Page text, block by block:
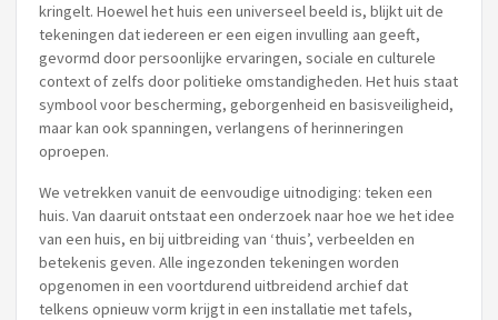
kringelt. Hoewel het huis een universeel beeld is, blijkt uit de
tekeningen dat iedereen er een eigen invulling aan geeft,
gevormd door persoonlijke ervaringen, sociale en culturele
context of zelfs door politieke omstandigheden. Het huis staat
symbool voor bescherming, geborgenheid en basisveiligheid,
maar kan ook spanningen, verlangens of herinneringen
oproepen.
We vetrekken vanuit de eenvoudige uitnodiging: teken een
huis. Van daaruit ontstaat een onderzoek naar hoe we het idee
van een huis, en bij uitbreiding van ‘thuis’, verbeelden en
betekenis geven. Alle ingezonden tekeningen worden
opgenomen in een voortdurend uitbreidend archief dat
telkens opnieuw vorm krijgt in een installatie met tafels,